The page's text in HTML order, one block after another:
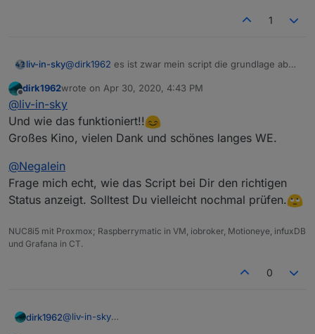
1
liv-in-sky@dirk1962 es ist zwar mein script die grundlage aber
das hier macht wenig sinn
$('tr-064.*.devices.*.lastMAC-
        var ida = id.split('.');
val0=val0help.replace(/(.+)
die last macadress ist nicht wichtig fürden status ob
else{val2=symbolOK} setzt die dritte spalte aber der
wert ist kein boolean - daher ändert sich auch nix
versuch mal:
        var ida = id.split('.');
let
diese zeile ersetzen:
if (getState(id).val==false)
Offline
dirk1962wrote on Apr 30, 2020, 4:43 PM
last edited by
@liv-in-sky
Und wie das funktioniert!!
Großes Kino, vielen Dank und schönes langes WE.
@Negalein
Frage mich echt, wie das Script bei Dir den richtigen
Status anzeigt. Solltest Du vielleicht nochmal prüfen.
NUC8i5 mit Proxmox; Raspberrymatic in VM, iobroker, Motioneye, infuxDB
und Grafana in CT.
0
dirk1962@liv-in-sky